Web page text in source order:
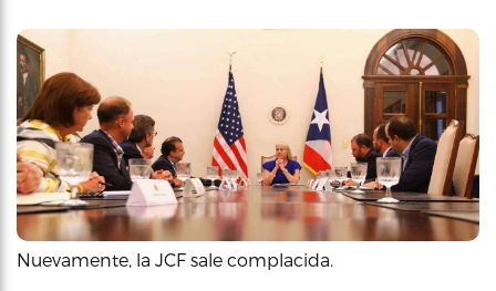
Nuevamente, la JCF sale complacida.